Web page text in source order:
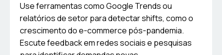
Use ferramentas como Google Trends ou
relatórios de setor para detectar shifts, como o
crescimento do e-commerce pós-pandemia.
Escute feedback em redes sociais e pesquisas